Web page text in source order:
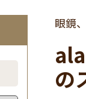
眼鏡
の